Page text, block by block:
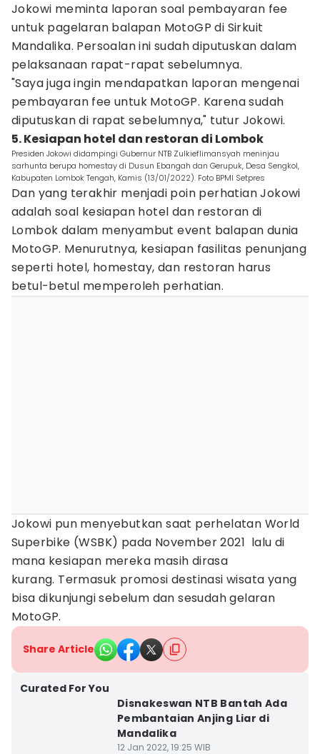
Jokowi meminta laporan soal pembayaran fee
untuk pagelaran balapan MotoGP di Sirkuit
Mandalika. Persoalan ini sudah diputuskan dalam
pelaksanaan rapat-rapat sebelumnya.
"Saya juga ingin mendapatkan laporan mengenai
pembayaran fee untuk MotoGP. Karena sudah
diputuskan di rapat sebelumnya," tutur Jokowi.
5. Kesiapan hotel dan restoran di Lombok
Presiden Jokowi didampingi Gubernur NTB Zulkieflimansyah meninjau
sarhunta berupa homestay di Dusun Ebangah dan Gerupuk, Desa Sengkol,
Kabupaten Lombok Tengah, Kamis (13/01/2022). Foto BPMI Setpres
Dan yang terakhir menjadi poin perhatian Jokowi
adalah soal kesiapan hotel dan restoran di
Lombok dalam menyambut event balapan dunia
MotoGP. Menurutnya, kesiapan fasilitas penunjang
seperti hotel, homestay, dan restoran harus
betul-betul memperoleh perhatian.
Jokowi pun menyebutkan saat perhelatan World
Superbike (WSBK) pada November 2021 lalu di
mana kesiapan mereka masih dirasa
kurang. Termasuk promosi destinasi wisata yang
bisa dikunjungi sebelum dan sesudah gelaran
MotoGP.
Share Article
Curated For You
Disnakeswan NTB Bantah Ada
Pembantaian Anjing Liar di
Mandalika
12 Jan 2022, 19:25 WIB